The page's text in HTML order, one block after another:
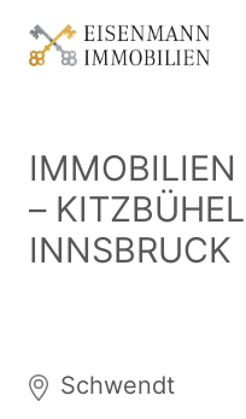
IMMOBILIEN
–
INNSBRUCK
Schwendt